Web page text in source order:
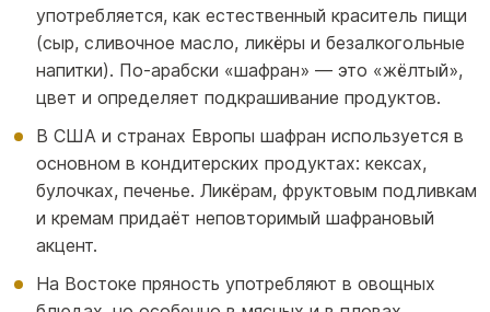
употребляется, как естественный краситель пищи
(сыр, сливочное масло, ликёры и безалкогольные
напитки). По-арабски «шафран» — это «жёлтый»,
цвет и определяет подкрашивание продуктов.
В США и странах Европы шафран используется в
основном в кондитерских продуктах: кексах,
булочках, печенье. Ликёрам, фруктовым подливкам
и кремам придаёт неповторимый шафрановый
акцент.
На Востоке пряность употребляют в овощных